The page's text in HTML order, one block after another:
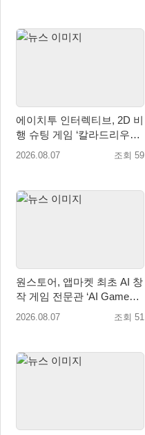
에이치투 인터렉티브, 2D 비
행 슈팅 게임 ‘칼라드리우스
2/다크 엘레멘트’ 올 겨울 전
2026.08.07 조회 59
원스토어, 앱마켓 최초 AI 창
작 게임 전문관 ‘AI Games’
오픈
2026.08.07 조회 51